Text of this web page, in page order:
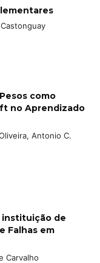
como
no Aprendizado
Antonio C.
instituição de
Falhas em
Carvalho